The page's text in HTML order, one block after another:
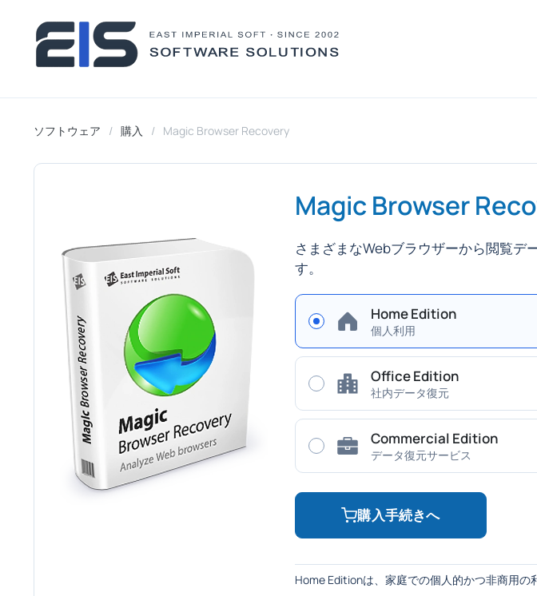
ソフトウェア 購入 Magic Browser Recovery
Magic Browser
さまざまなWebブラウザーから閲覧デ
す。
Home Edition
個人利用
Office Edition
社内データ復元
Commercial Edition
データ復元サービス
購入手続きへ
Home Editionは、家庭での個人的かつ非商用の